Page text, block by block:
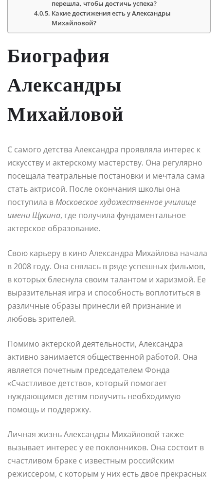
перешла, чтобы достичь успеха?
Какие достижения есть у Александры
Михайловой?
Биография
Александры
Михайловой
С самого детства Александра проявляла интерес к
искусству и актерскому мастерству. Она регулярно
посещала театральные постановки и мечтала сама
стать актрисой. После окончания школы она
поступила вМосковское художественное училище
имени Щукина, где получила фундаментальное
актерское образование.
Свою карьеру в кино Александра Михайлова начала
в 2008 году. Она снялась в ряде успешных фильмов,
в которых блеснула своим талантом и харизмой. Ее
выразительная игра и способность воплотиться в
различные образы принесли ей признание и
любовь зрителей.
Помимо актерской деятельности, Александра
активно занимается общественной работой. Она
является почетным председателем Фонда
«Счастливое детство», который помогает
нуждающимся детям получить необходимую
помощь и поддержку.
Личная жизнь Александры Михайловой также
вызывает интерес у ее поклонников. Она состоит в
счастливом браке с известным российским
режиссером, с которым у них есть двое прекрасных